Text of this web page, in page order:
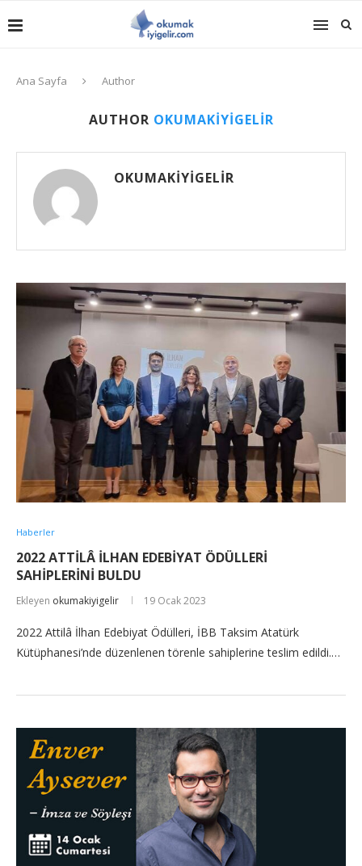
Ana Sayfa Author
AUTHOR OKUMAKIYIGELIR
OKUMAKIYIGELIR
Haberler
2022 ATTİLÂ İLHAN EDEBİYAT ÖDÜLLERİ
SAHİPLERİNİ BULDU
Ekleyen okumakiyigelir 19 Ocak 2023
2022 Attilâ İlhan Edebiyat Ödülleri, İBB Taksim Atatürk
Kütüphanesi’nde düzenlenen törenle sahiplerine teslim edildi.…